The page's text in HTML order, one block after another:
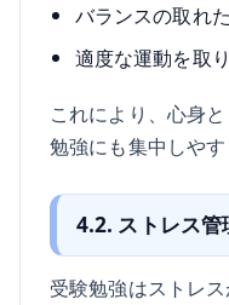
バランスの取れ
適度な運動を取
これにより、心身
勉強にも集中しやす
4.2. ストレス管
受験勉強はストレ